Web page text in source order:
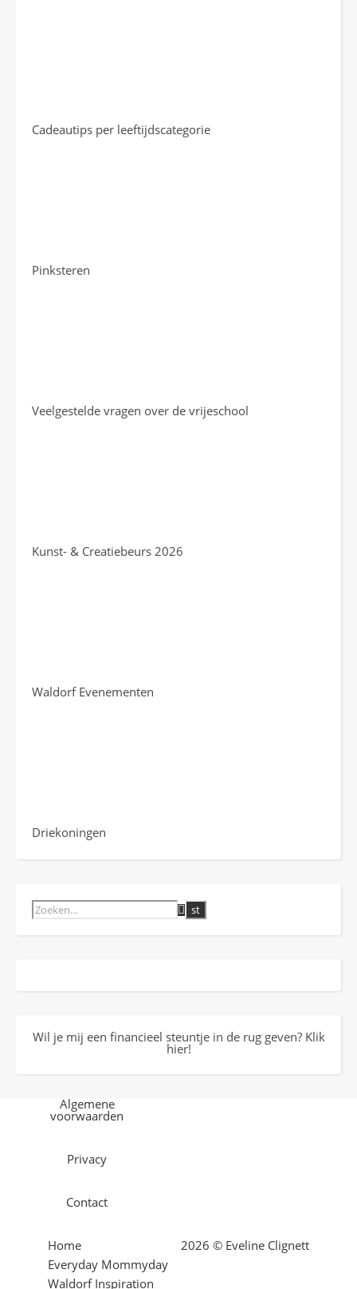
Cadeautips per leeftijdscategorie
Pinksteren
Veelgestelde vragen over de vrijeschool
Kunst- & Creatiebeurs 2026
Waldorf Evenementen
Driekoningen
Wil je mij een financieel steuntje in de rug geven? Klik
hier!
Algemene
voorwaarden
Privacy
Contact
2026 © Eveline Clignett
Home
Everyday Mommyday
Waldorf Inspiration